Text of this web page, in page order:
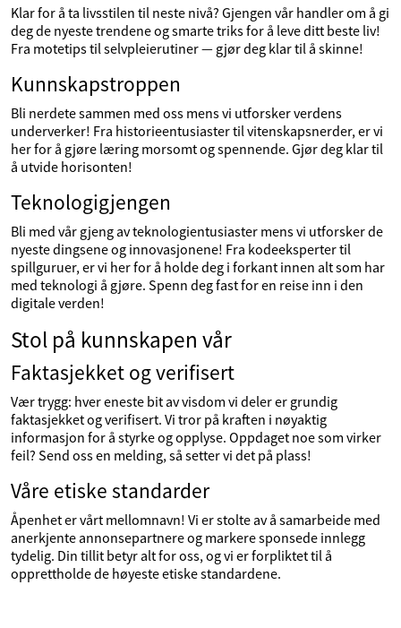
Klar for å ta livsstilen til neste nivå? Gjengen vår handler om å gi
deg de nyeste trendene og smarte triks for å leve ditt beste liv!
Fra motetips til selvpleierutiner — gjør deg klar til å skinne!
Kunnskapstroppen
Bli nerdete sammen med oss mens vi utforsker verdens
underverker! Fra historieentusiaster til vitenskapsnerder, er vi
her for å gjøre læring morsomt og spennende. Gjør deg klar til
å utvide horisonten!
Teknologigjengen
Bli med vår gjeng av teknologientusiaster mens vi utforsker de
nyeste dingsene og innovasjonene! Fra kodeeksperter til
spillguruer, er vi her for å holde deg i forkant innen alt som har
med teknologi å gjøre. Spenn deg fast for en reise inn i den
digitale verden!
Stol på kunnskapen vår
Faktasjekket og verifisert
Vær trygg: hver eneste bit av visdom vi deler er grundig
faktasjekket og verifisert. Vi tror på kraften i nøyaktig
informasjon for å styrke og opplyse. Oppdaget noe som virker
feil? Send oss en melding, så setter vi det på plass!
Våre etiske standarder
Åpenhet er vårt mellomnavn! Vi er stolte av å samarbeide med
anerkjente annonsepartnere og markere sponsede innlegg
tydelig. Din tillit betyr alt for oss, og vi er forpliktet til å
opprettholde de høyeste etiske standardene.